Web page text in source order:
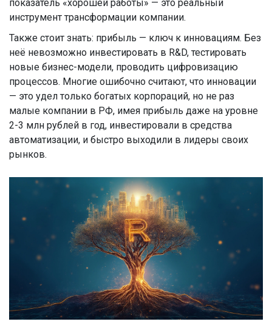
показатель «хорошей работы» — это реальный
инструмент трансформации компании.
Также стоит знать: прибыль — ключ к инновациям. Без
неё невозможно инвестировать в R&D, тестировать
новые бизнес-модели, проводить цифровизацию
процессов. Многие ошибочно считают, что инновации
— это удел только богатых корпораций, но не раз
малые компании в РФ, имея прибыль даже на уровне
2-3 млн рублей в год, инвестировали в средства
автоматизации, и быстро выходили в лидеры своих
рынков.